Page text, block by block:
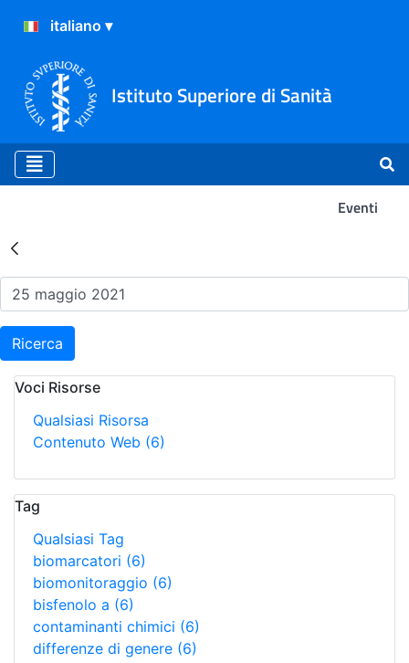
Istituto Superiore di Sanità
Eventi
Risultati della Ricerca -
Ricerca
Voci Risorse
Qualsiasi Risorsa
Contenuto Web (6)
Tag
Qualsiasi Tag
biomarcatori (6)
biomonitoraggio (6)
bisfenolo a (6)
contaminanti chimici (6)
differenze di genere (6)